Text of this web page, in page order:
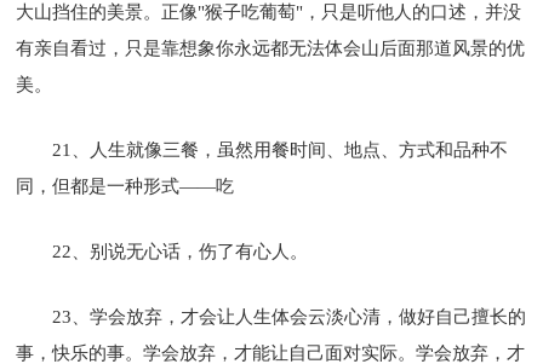
大山挡住的美景。正像"猴子吃葡萄"，只是听他人的口述，并没
有亲自看过，只是靠想象你永远都无法体会山后面那道风景的优
美。
21、人生就像三餐，虽然用餐时间、地点、方式和品种不
同，但都是一种形式——吃
22、别说无心话，伤了有心人。
23、学会放弃，才会让人生体会云淡心清，做好自己擅长的
事，快乐的事。学会放弃，才能让自己面对实际。学会放弃，才